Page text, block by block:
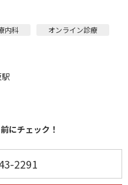
内科 オンライン診療
にチェック！
2291